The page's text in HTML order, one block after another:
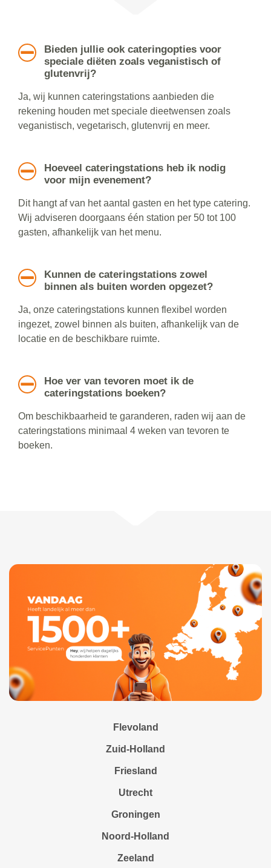
Bieden jullie ook cateringopties voor
speciale diëten zoals veganistisch of
glutenvrij?
Ja, wij kunnen cateringstations aanbieden die
rekening houden met speciale dieetwensen zoals
veganistisch, vegetarisch, glutenvrij en meer.
Hoeveel cateringstations heb ik nodig
voor mijn evenement?
Dit hangt af van het aantal gasten en het type catering.
Wij adviseren doorgaans één station per 50 tot 100
gasten, afhankelijk van het menu.
Kunnen de cateringstations zowel
binnen als buiten worden opgezet?
Ja, onze cateringstations kunnen flexibel worden
ingezet, zowel binnen als buiten, afhankelijk van de
locatie en de beschikbare ruimte.
Hoe ver van tevoren moet ik de
cateringstations boeken?
Om beschikbaarheid te garanderen, raden wij aan de
cateringstations minimaal 4 weken van tevoren te
boeken.
Flevoland
Zuid-Holland
Friesland
Utrecht
Groningen
Noord-Holland
Zeeland